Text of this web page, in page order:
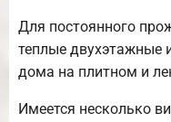
Для постоянного
теплые двухэтажные
дома на плитном и
Имеется несколько